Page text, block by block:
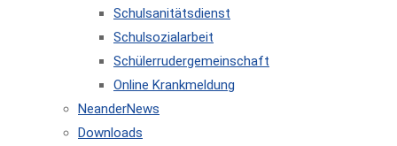
Schulsanitätsdienst
Schulsozialarbeit
Schülerrudergemeinschaft
Online Krankmeldung
NeanderNews
Downloads